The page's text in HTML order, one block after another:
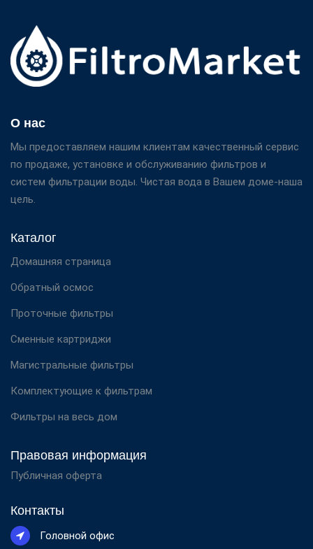
О нас
Мы предоставляем нашим клиентам качественный сервис
по продаже, установке и обслуживанию фильтров и
систем фильтрации воды. Чистая вода в Вашем доме-наша
цель.
Каталог
Домашняя страница
Обратный осмос
Проточные фильтры
Сменные картриджи
Магистральные фильтры
Комплектующие к фильтрам
Фильтры на весь дом
Правовая информация
Публичная оферта
Контакты
Головной офис